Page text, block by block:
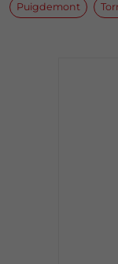
Puigdemont